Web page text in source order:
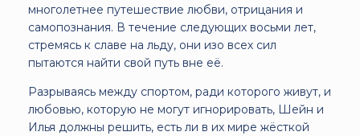
многолетнее путешествие любви, отрицания и
самопознания. В течение следующих восьми лет,
стремясь к славе на льду, они изо всех сил
пытаются найти свой путь вне её.
Разрываясь между спортом, ради которого живут, и
любовью, которую не могут игнорировать, Шейн и
Илья должны решить, есть ли в их мире жёсткой